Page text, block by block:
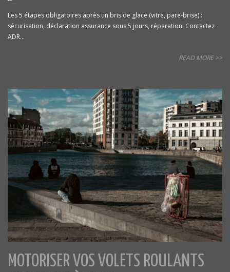
Les 5 étapes obligatoires après un bris de glace (vitre, pare-brise) :
sécurisation, déclaration assurance sous 5 jours, réparation. Contactez
ADR...
READ MORE >>
MOTORISER VOS VOLETS ROULANTS